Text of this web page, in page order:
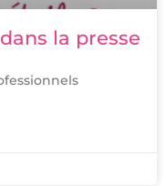
la presse